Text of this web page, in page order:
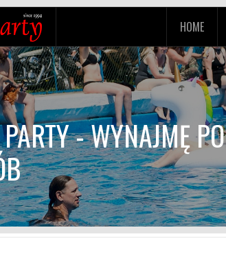
HOME
- WYNAJMĘ